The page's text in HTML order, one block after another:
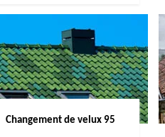
Changement de velux 95